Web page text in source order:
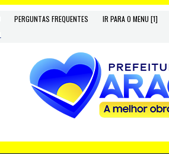
PERGUNTAS FREQUENTES IR PARA O MENU [1]